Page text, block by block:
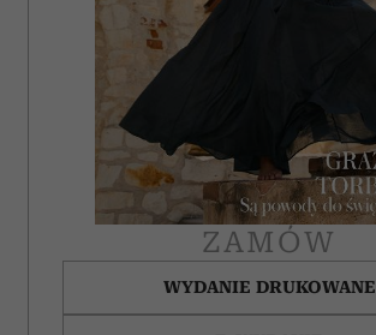
ZAMÓW
WYDANIE DRUKOWANE